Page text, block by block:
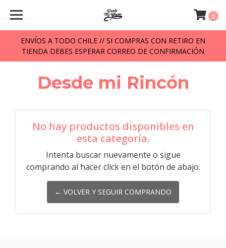
ENVÍOS A TODO CHILE // SI COMPRAS CON RETIRO EN
TIENDA DEBES ESPERAR CORREO DE CONFIRMACIÓN
0
Desde mi Rincón
No hay productos disponibles en
esta categoría.
Intenta buscar nuevamente o sigue
comprando al hacer click en el botón de abajo.
← VOLVER Y SEGUIR COMPRANDO